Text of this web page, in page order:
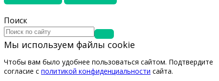
Поиск
Мы используем файлы cookie
Чтобы вам было удобнее пользоваться сайтом. Подтвердите
согласие с политикой конфиденциальности сайта.